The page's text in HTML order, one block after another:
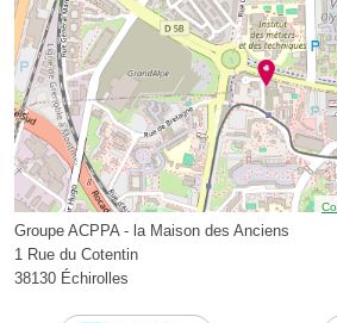
Groupe ACPPA - la Maison des Anciens
1 Rue du Cotentin
38130 Échirolles